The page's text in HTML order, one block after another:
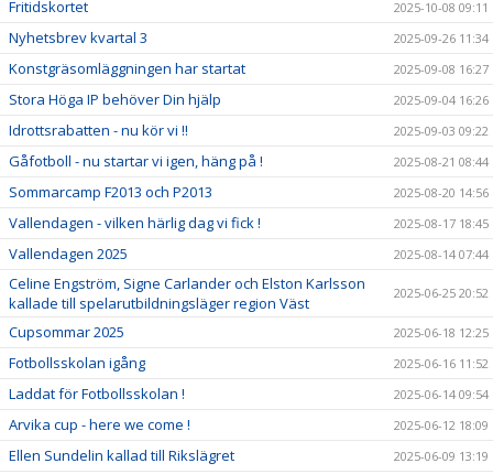
Fritidskortet 2025-10-08 09:11
Nyhetsbrev kvartal 3 2025-09-26 11:34
Konstgräsomläggningen har startat 2025-09-08 16:27
Stora Höga IP behöver Din hjälp 2025-09-04 16:26
Idrottsrabatten - nu kör vi !! 2025-09-03 09:22
Gåfotboll - nu startar vi igen, häng på ! 2025-08-21 08:44
Sommarcamp F2013 och P2013 2025-08-20 14:56
Vallendagen - vilken härlig dag vi fick ! 2025-08-17 18:45
Vallendagen 2025 2025-08-14 07:44
Celine Engström, Signe Carlander och Elston Karlsson
kallade till spelarutbildningsläger region Väst
2025-06-25 20:52
Cupsommar 2025 2025-06-18 12:25
Fotbollsskolan igång 2025-06-16 11:52
Laddat för Fotbollsskolan ! 2025-06-14 09:54
Arvika cup - here we come ! 2025-06-12 18:09
Ellen Sundelin kallad till Rikslägret 2025-06-09 13:19